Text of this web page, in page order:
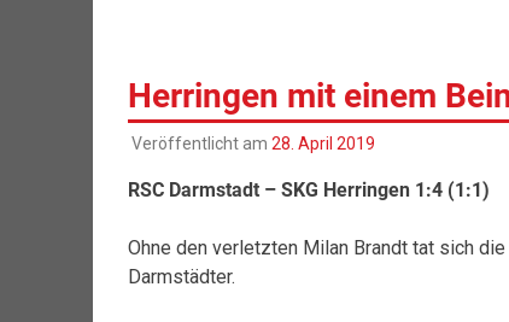
Herringen mit einem
Veröffentlicht am 28. April 2019
RSC Darmstadt – SKG Herringen 1:4 (1:1)
Ohne den verletzten Milan Brandt tat sich
Darmstädter.